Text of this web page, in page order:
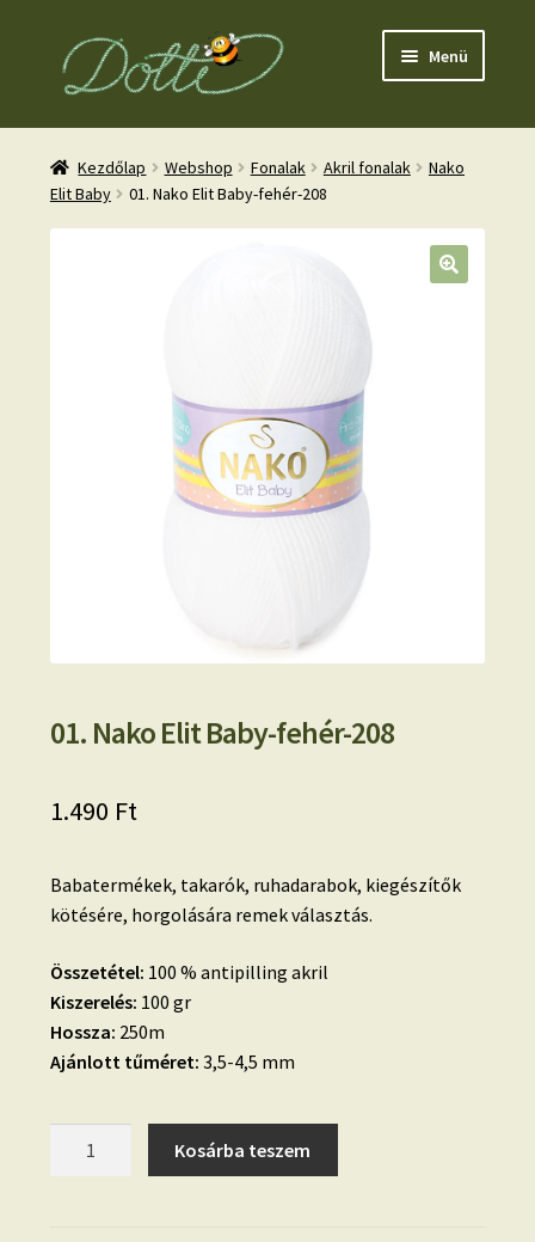
Ugrás
Kilépés
Menü
Kezdőlap Webshop Fonalak Akril fonalak
Nako
Elit Baby
01. Nako Elit Baby-fehér-208
01. Nako Elit Baby-fehér-208
1.490 Ft
Babatermékek, takarók, ruhadarabok, kiegészítők
kötésére, horgolására remek választás.
Összetétel: 100 % antipilling akril
Kiszerelés: 100 gr
Hossza: 250m
Ajánlott tűméret: 3,5-4,5 mm
Kosárba teszem